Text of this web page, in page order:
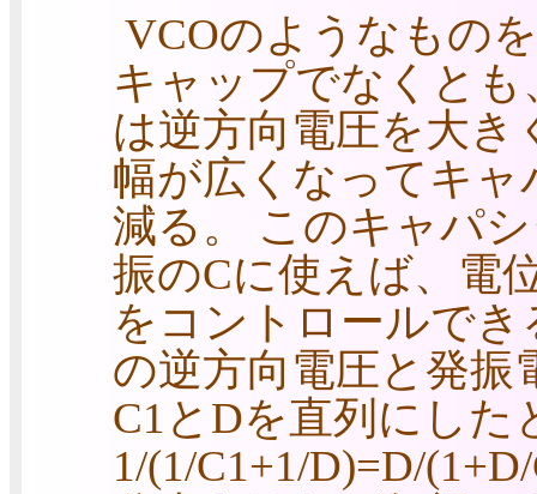
VCOのようなもの
キャップでなくと
は逆方向電圧を大き
幅が広くなってキャ
減る。 このキャパ
振のCに使えば、電
をコントロールでき
の逆方向電圧と発
C1とDを直列にした
1/(1/C1+1/D)=D/